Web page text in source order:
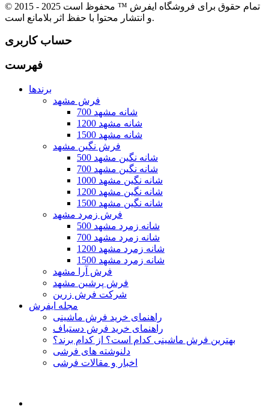
© 2015 - 2025 تمام حقوق برای فروشگاه ایفرش ™ محفوظ است
و انتشار محتوا با حفظ اثر بلامانع است.
حساب کاربری
فهرست
برندها
فرش مشهد
700 شانه مشهد
1200 شانه مشهد
1500 شانه مشهد
فرش نگین مشهد
500 شانه نگین مشهد
700 شانه نگین مشهد
1000 شانه نگین مشهد
1200 شانه نگین مشهد
1500 شانه نگین مشهد
فرش زمرد مشهد
500 شانه زمرد مشهد
700 شانه زمرد مشهد
1200 شانه زمرد مشهد
1500 شانه زمرد مشهد
فرش آرا مشهد
فرش پرشین مشهد
شرکت فرش زرین
مجله ایفرش
راهنمای خرید فرش ماشینی
راهنمای خرید فرش دستباف
بهترین فرش ماشینی کدام است؟ از کدام برند؟
دلنوشته های فرشی
اخبار و مقالات فرشی